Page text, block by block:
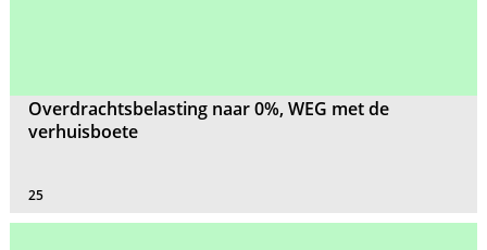
Overdrachtsbelasting naar 0%, WEG met de
verhuisboete
25